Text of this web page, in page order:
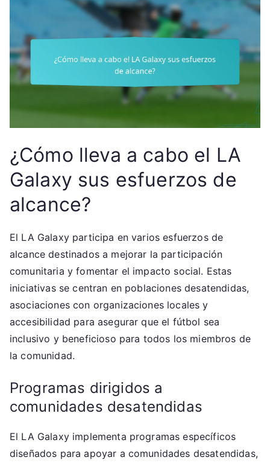
¿Cómo lleva a cabo el LA
Galaxy sus esfuerzos de
alcance?
El LA Galaxy participa en varios esfuerzos de
alcance destinados a mejorar la participación
comunitaria y fomentar el impacto social. Estas
iniciativas se centran en poblaciones desatendidas,
asociaciones con organizaciones locales y
accesibilidad para asegurar que el fútbol sea
inclusivo y beneficioso para todos los miembros de
la comunidad.
Programas dirigidos a
comunidades desatendidas
El LA Galaxy implementa programas específicos
diseñados para apoyar a comunidades desatendidas,